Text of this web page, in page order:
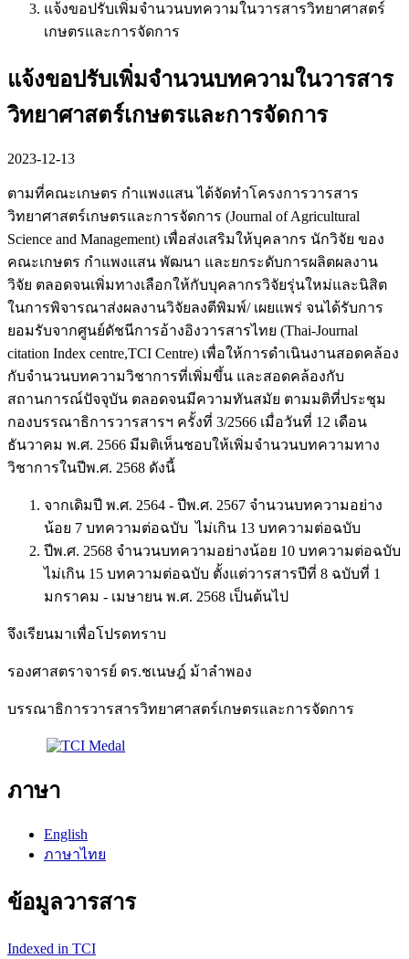
แจ้งขอปรับเพิ่มจำนวนบทความในวารสารวิทยาศาสตร์
เกษตรและการจัดการ
แจ้งขอปรับเพิ่มจำนวนบทความในวารสาร
วิทยาศาสตร์เกษตรและการจัดการ
2023-12-13
ตามที่คณะเกษตร กำแพงแสน ได้จัดทำโครงการวารสาร
วิทยาศาสตร์เกษตรและการจัดการ (Journal of Agricultural
Science and Management) เพื่อส่งเสริมให้บุคลากร นักวิจัย ของ
คณะเกษตร กำแพงแสน พัฒนา และยกระดับการผลิตผลงาน
วิจัย ตลอดจนเพิ่มทางเลือกให้กับบุคลากรวิจัยรุ่นใหม่และนิสิต
ในการพิจารณาส่งผลงานวิจัยลงตีพิมพ์/ เผยแพร่ จนได้รับการ
ยอมรับจากศูนย์ดัชนีการอ้างอิงวารสารไทย (Thai-Journal
citation Index centre,TCI Centre) เพื่อให้การดำเนินงานสอดคล้อง
กับจำนวนบทความวิชาการที่เพิ่มขึ้น และสอดคล้องกับ
สถานการณ์ปัจจุบัน ตลอดจนมีความทันสมัย ตามมติที่ประชุม
กองบรรณาธิการวารสารฯ ครั้งที่ 3/2566 เมื่อวันที่ 12 เดือน
ธันวาคม พ.ศ. 2566 มีมติเห็นชอบให้เพิ่มจำนวนบทความทาง
วิชาการในปีพ.ศ. 2568 ดังนี้
จากเดิมปี พ.ศ. 2564 - ปีพ.ศ. 2567 จำนวนบทความอย่าง
น้อย 7 บทความต่อฉบับ ไม่เกิน 13 บทความต่อฉบับ
ปีพ.ศ. 2568 จำนวนบทความอย่างน้อย 10 บทความต่อฉบับ
ไม่เกิน 15 บทความต่อฉบับ ตั้งแต่วารสารปีที่ 8 ฉบับที่ 1
มกราคม - เมษายน พ.ศ. 2568 เป็นต้นไป
จึงเรียนมาเพื่อโปรดทราบ
รองศาสตราจารย์ ดร.ชเนษฎ์ ม้าลำพอง
บรรณาธิการวารสารวิทยาศาสตร์เกษตรและการจัดการ
ภาษา
English
ภาษาไทย
ข้อมูลวารสาร
Indexed in TCI